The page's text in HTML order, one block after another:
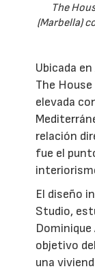
The
(Marbella)
Ubicada
The
elevada
relación
fue el
El diseño
Studio,
Dominique
objetivo
una